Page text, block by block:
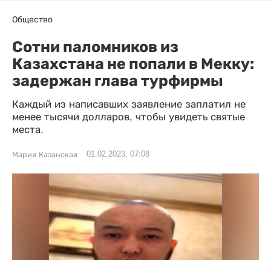
Общество
Сотни паломников из
Казахстана не попали в Мекку:
задержан глава турфирмы
Каждый из написавших заявление заплатил не
менее тысячи долларов, чтобы увидеть святые
места.
Мария Казанская 01.02.2023, 07:08